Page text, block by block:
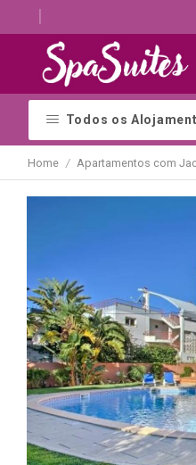
Todos os
Home / Apartamentos com